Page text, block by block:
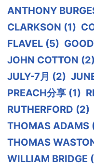
ANTHONY
CLARKSON (1)
FLAVEL (5)
JOHN COTTON (2)
JULY-7月 (2)
PREACH分享 (1)
RUTHERFORD (2)
THOMAS ADAMS
THOMAS
WILLIAM BRIDGE